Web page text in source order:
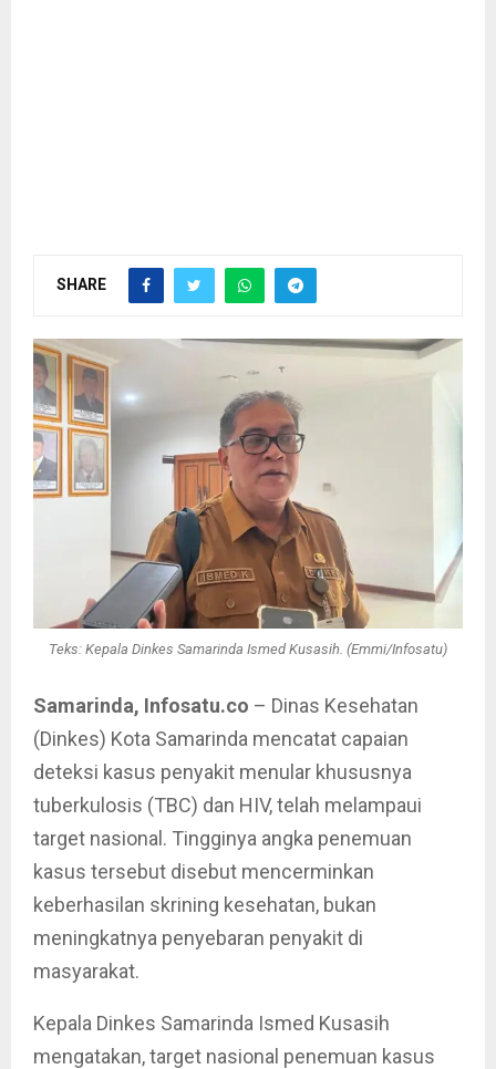
SHARE
Teks: Kepala Dinkes Samarinda Ismed Kusasih. (Emmi/Infosatu)
Samarinda, Infosatu.co – Dinas Kesehatan
(Dinkes) Kota Samarinda mencatat capaian
deteksi kasus penyakit menular khususnya
tuberkulosis (TBC) dan HIV, telah melampaui
target nasional. Tingginya angka penemuan
kasus tersebut disebut mencerminkan
keberhasilan skrining kesehatan, bukan
meningkatnya penyebaran penyakit di
masyarakat.
Kepala Dinkes Samarinda Ismed Kusasih
mengatakan, target nasional penemuan kasus